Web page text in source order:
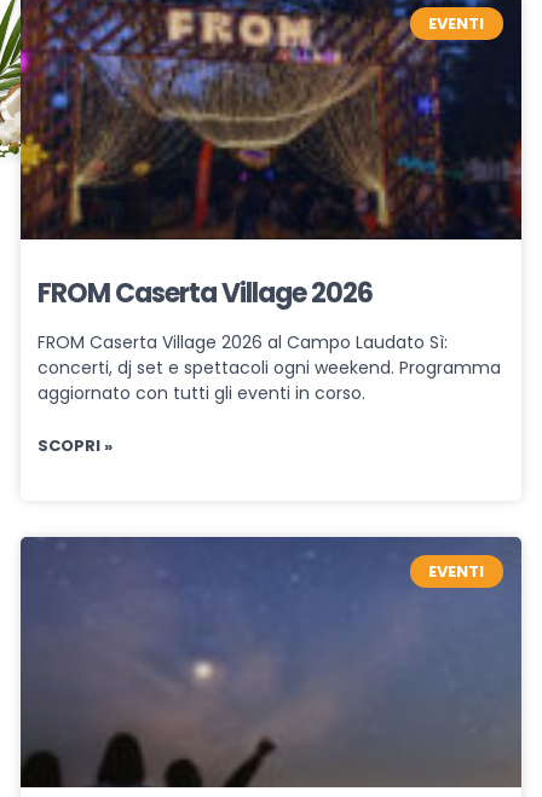
EVENTI
FROM Caserta Village 2026
FROM Caserta Village 2026 al Campo Laudato Sì:
concerti, dj set e spettacoli ogni weekend. Programma
aggiornato con tutti gli eventi in corso.
SCOPRI »
EVENTI